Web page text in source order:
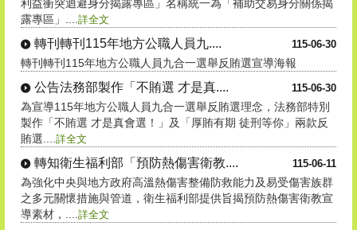
利益衝突迴避身分揭露專區」名稱統一為「補助交易身分關係揭
露專區」.... 詳全文
115-06-30
轉刊轉刊115年地方公職人員九....
轉刊轉刊115年地方公職人員九合一選舉反賄選宣導海報
115-06-30
公告法務部製作「不賄選 才是真....
為宣導115年地方公職人員九合一選舉反賄選理念，法務部特別
製作「不賄選 才是真會選！」及「厚賄有期 徒刑等你」兩款反
賄選.... 詳全文
115-06-11
轉知衛生福利部「預防熱傷害衛教....
為強化中央與地方政府高溫熱傷害整備防救能力及易受傷害族群
之多元關懷措施與管道，衛生福利部提供旨揭預防熱傷害衛教宣
導素材，.... 詳全文